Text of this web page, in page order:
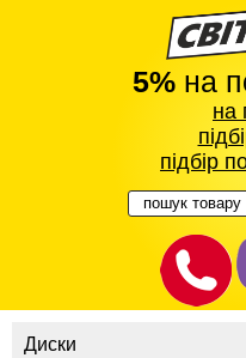
5%на
на
підбір
Диски